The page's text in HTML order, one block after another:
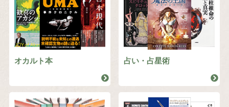
オカルト本 占い・占星術